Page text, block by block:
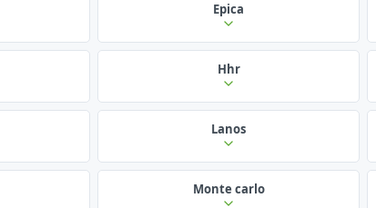
Epica
Hhr
Lanos
Monte carlo